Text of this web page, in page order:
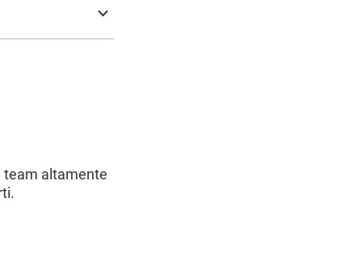
team altamente